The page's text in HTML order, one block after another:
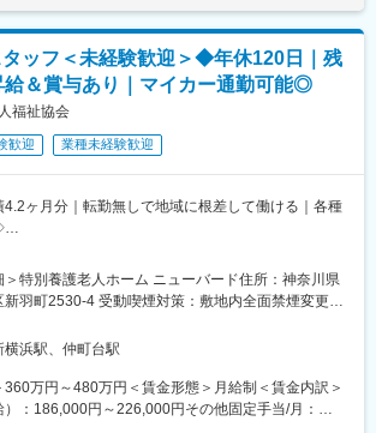
間は当社の事業を理解する期間です。ビジネスマナ
業理解、他部署での業務体験などをしていただきま
相談員の資格取得に向けた講習（50時間）も受
費用は会社負担です。その後は、先輩営業が同行
で支援します。
を作成されるケアマネージャーへ対しての営業活動
が担当しているお客様の中で、お困りごとをお持
かなどの情報を収集し、お客様をご紹介いただけ
とはありません。
の手配は、社内の事務スタッフが担当し営業に専念
流れ：
後にお客様にお電話し、用具の使い心地や他に必要
その後は半年に1回の頻度でお客様宅を訪問しま
を考える会議の参加やケアマネージャーさんにお客
告したり、新商品を紹介したりすることもありま
タッフ＜未経験歓迎＞◆年休120日｜残
給＆賞与あり｜マイカー通勤可能◎
福祉協会
歓迎 業種未経験歓迎
ヶ月分｜転勤無しで地域に根差して働ける｜各種
の特別養護老人ホームを運営する社会福祉法人で
法人設立以来、「その人らしい暮らし」を大切にし
ています。
介護スタッフとして、下記業務をお任せします。
排泄などの生活介助
当としての日々の様子の記録
＞特別養護老人ホーム ニューバード住所：神奈川県
羽町2530-4 受動喫煙対策：敷地内全面禁煙変更の
定める事業所
浜駅、仲町台駅
360万円～480万円＜賃金形態＞月給制＜賃金内訳＞
）：186,000円～226,000円その他固定手当/月：